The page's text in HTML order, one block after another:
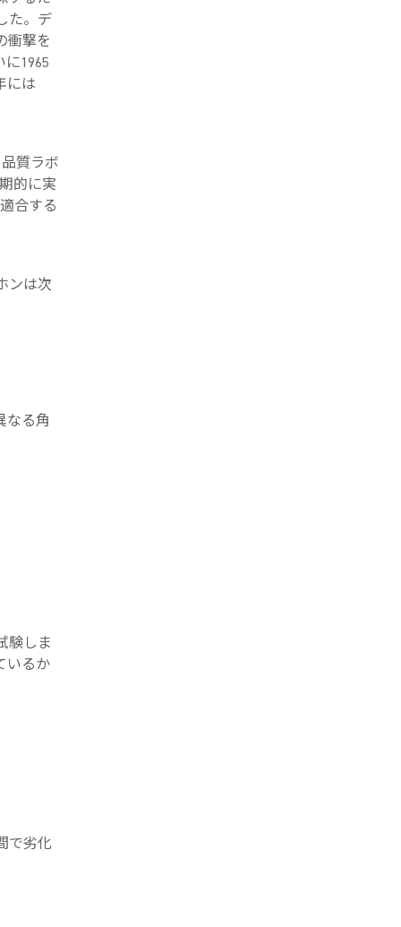
た。デ
衝撃を
1965
には
質ラボ
的に実
合する
ンは次
なる角
験しま
いるか
で劣化